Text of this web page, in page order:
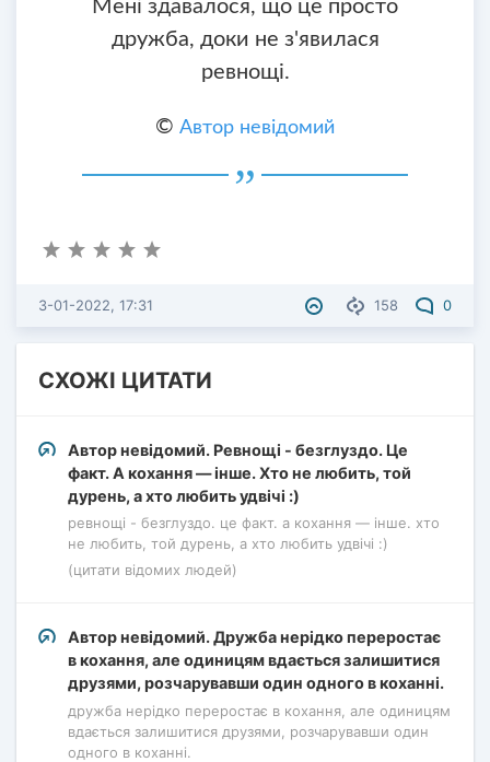
Мені здавалося, що це просто
дружба, доки не з'явилася
ревнощі.
© Автор невідомий
158 0
3-01-2022, 17:31
СХОЖІ ЦИТАТИ
Автор невідомий. Ревнощі - безглуздо. Це
факт. А кохання — інше. Хто не любить, той
дурень, а хто любить удвічі :)
ревнощі - безглуздо. це факт. а кохання — інше. хто
не любить, той дурень, а хто любить удвічі :)
(цитати відомих людей)
Автор невідомий. Дружба нерідко переростає
в кохання, але одиницям вдається залишитися
друзями, розчарувавши один одного в коханні.
дружба нерідко переростає в кохання, але одиницям
вдається залишитися друзями, розчарувавши один
одного в коханні.